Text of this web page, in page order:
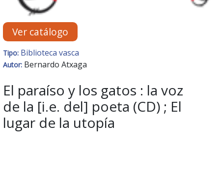
Ver catálogo
Tipo: Biblioteca vasca
Autor: Bernardo Atxaga
El paraíso y los gatos : la voz
de la [i.e. del] poeta (CD) ; El
lugar de la utopía